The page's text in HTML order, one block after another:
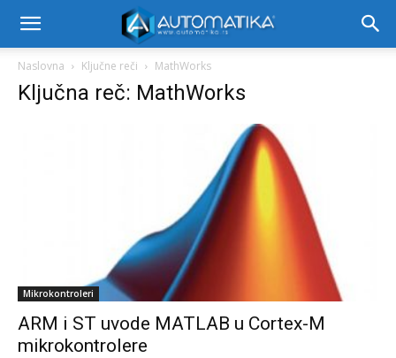
Naslovna Ključne reči MathWorks
Ključna reč: MathWorks
Mikrokontroleri
ARM i ST uvode MATLAB u Cortex-M
mikrokontrolere